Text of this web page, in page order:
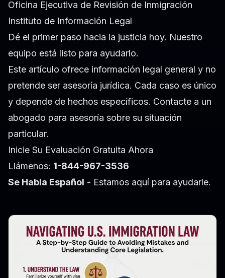
Oficina Ejecutiva de Revisión de Inmigración
Instituto de Información Legal
Dé el primer paso hacia la justicia hoy. Nuestro
equipo está listo para ayudarlo.
Este artículo ofrece información legal general y no
pretende ser asesoría jurídica. Cada caso es único
y depende de hechos específicos. Contacte a un
abogado para asesoría sobre su situación
particular.
Inicie Su Evaluación Gratuita Ahora
Llámenos: 1-844-967-3536
Se Habla Español - Estamos aquí para ayudarle.